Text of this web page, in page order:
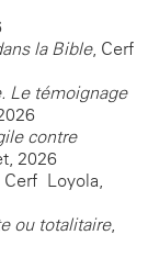
la Bible, Cerf
Le témoignage
contre
2026
Cerf Loyola,
ou totalitaire,